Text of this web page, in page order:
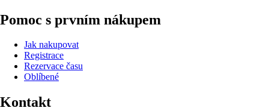
Pomoc s prvním nákupem
Jak nakupovat
Registrace
Rezervace času
Oblíbené
Kontakt